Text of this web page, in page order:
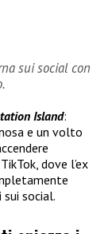
sui social con
Island:
e un volto
dove l’ex
social.